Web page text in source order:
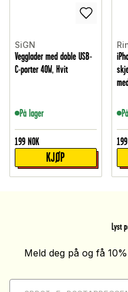
SiGN
Vegglader med doble USB-
C-porter 40W, Hvit
På lager
199 NOK
KJØP
199
Lyst
Meld deg på og få